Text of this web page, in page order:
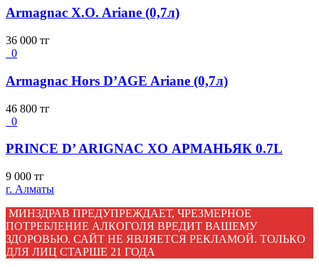
Armagnac X.O. Ariane (0,7л)
36 000 тг
0
Armagnac Hors D’AGE Ariane (0,7л)
46 800 тг
0
PRINCE D’ ARIGNAC XO АРМАНЬЯК 0.7L
9 000 тг
г. Алматы
МИНЗДРАВ ПРЕДУПРЕЖДАЕТ, ЧРЕЗМЕРНОЕ
ПОТРЕБЛЕНИЕ АЛКОГОЛЯ ВРЕДИТ ВАШЕМУ
ЗДОРОВЬЮ. САЙТ НЕ ЯВЛЯЕТСЯ РЕКЛАМОЙ. ТОЛЬКО
ДЛЯ ЛИЦ СТАРШЕ 21 ГОДА